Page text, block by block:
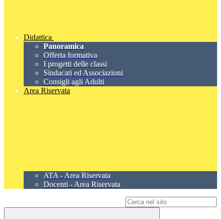
Didattica
Panoramica
Offerta formativa
I progetti delle classi
Sindacati ed Associazioni
Consigli agli Adulti
Area Riservata
ATA - Area Riservata
Docenti - Area Riservata